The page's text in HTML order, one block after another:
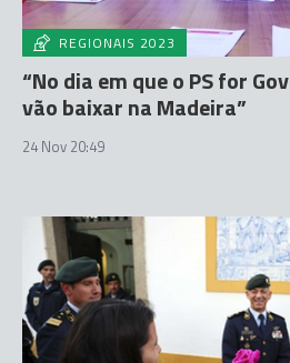
REGIONAIS 2023
“No dia em que o PS for
vão baixar na Madeira”
24 Nov 20:49